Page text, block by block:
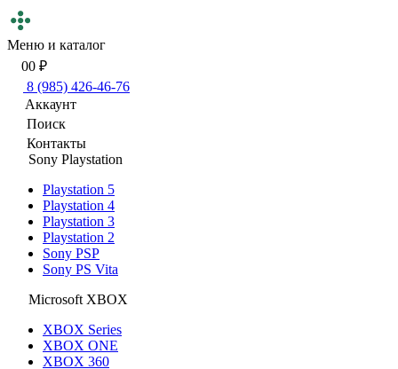
Меню и каталог
00 ₽
8 (985) 426-46-76
Аккаунт
Поиск
Контакты
Sony Playstation
Playstation 5
Playstation 4
Playstation 3
Playstation 2
Sony PSP
Sony PS Vita
Microsoft XBOX
XBOX Series
XBOX ONE
XBOX 360